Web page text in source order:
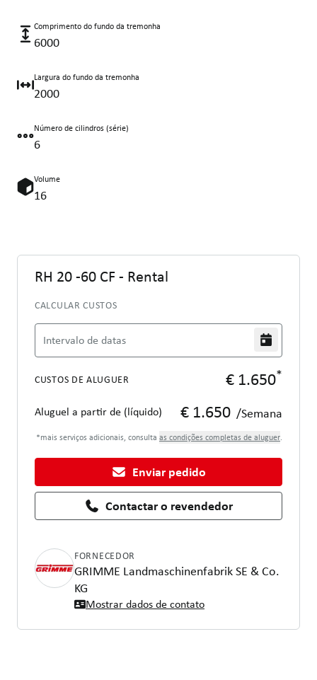
Comprimento do fundo da tremonha
6000
Largura do fundo da tremonha
2000
Número de cilindros (série)
6
Volume
16
RH 20 -60 CF - Rental
CALCULAR CUSTOS
Intervalo de datas
CUSTOS DE ALUGUER € 1.650*
Aluguel a partir de (líquido) € 1.650 /Semana
*mais serviços adicionais, consulta as condições completas de aluguer.
Enviar pedido
Contactar o revendedor
FORNECEDOR
GRIMME Landmaschinenfabrik SE & Co.
KG
Mostrar dados de contato